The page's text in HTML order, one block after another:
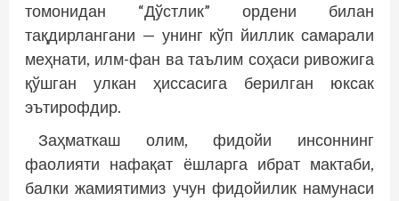
томонидан “Дўстлик” ордени билан
тақдирлангани — унинг кўп йиллик самарали
меҳнати, илм-фан ва таълим соҳаси ривожига
қўшган улкан ҳиссасига берилган юксак
эътирофдир.
Заҳматкаш олим, фидойи инсоннинг
фаолияти нафақат ёшларга ибрат мактаби,
балки жамиятимиз учун фидойилик намунаси